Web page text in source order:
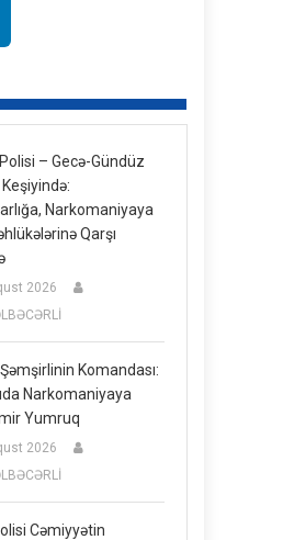
– Gecə-Gündüz
Narkomaniyaya
Qarşı
2026
Komandası:
Narkomaniyaya
Yumruq
2026
Cəmiyyətin